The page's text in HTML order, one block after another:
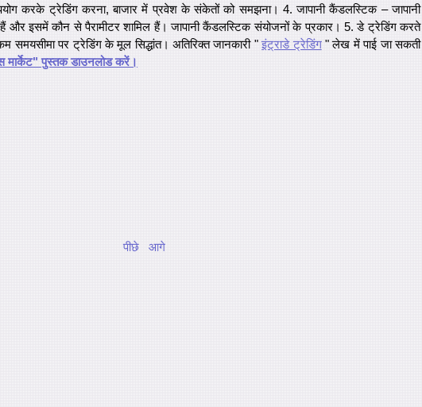
करके ट्रेडिंग करना, बाजार में प्रवेश के संकेतों को समझना। 4. जापानी कैंडलस्टिक – जापानी
और इसमें कौन से पैरामीटर शामिल हैं। जापानी कैंडलस्टिक संयोजनों के प्रकार। 5. डे ट्रेडिंग करते
समयसीमा पर ट्रेडिंग के मूल सिद्धांत। अतिरिक्त जानकारी "इंट्राडे ट्रेडिंग" लेख में पाई जा सकती
मार्केट" पुस्तक डाउनलोड करें।
पीछे आगे